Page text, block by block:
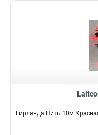
Гирлянда Нить 10м